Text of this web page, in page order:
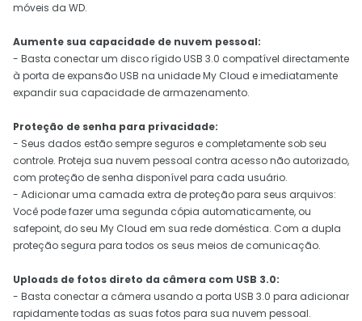
móveis da WD.
Aumente sua capacidade de nuvem pessoal:
- Basta conectar um disco rígido USB 3.0 compatível directamente
à porta de expansão USB na unidade My Cloud e imediatamente
expandir sua capacidade de armazenamento.
Proteção de senha para privacidade:
- Seus dados estão sempre seguros e completamente sob seu
controle. Proteja sua nuvem pessoal contra acesso não autorizado,
com proteção de senha disponível para cada usuário.
- Adicionar uma camada extra de proteção para seus arquivos:
Você pode fazer uma segunda cópia automaticamente, ou
safepoint, do seu My Cloud em sua rede doméstica. Com a dupla
proteção segura para todos os seus meios de comunicação.
Uploads de fotos direto da câmera com USB 3.0:
- Basta conectar a câmera usando a porta USB 3.0 para adicionar
rapidamente todas as suas fotos para sua nuvem pessoal.